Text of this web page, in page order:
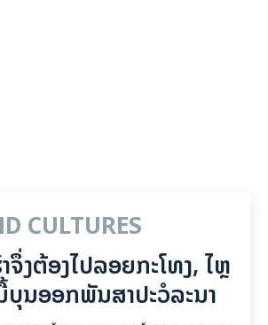
CULTURES
ຈຶ່ງ​ຕ້ອງ​ໄປລອຍ​ກະ​ໂທງ, ໄຫຼ​
ບຸນ​ອອກ​ພັນ​ສາ​ປະ​ວໍ​ລະ​ນາ